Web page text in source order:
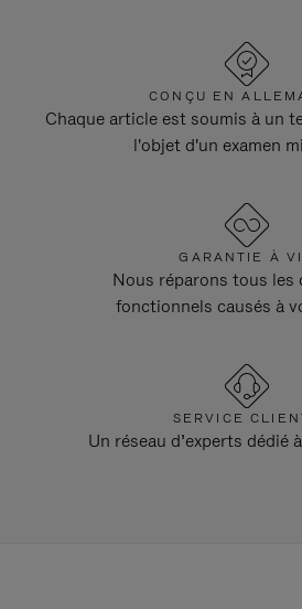
CONÇU EN
Chaque article est soumis à un
l'objet d'un examen
GARANTIE À
Nous réparons tous les
fonctionnels causés à
SERVICE
Un réseau d’experts dédié